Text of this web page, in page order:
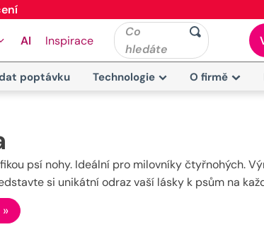
AI Inspirace
Co
hledáte
poptávku Technologie O firmě
psí nohy. Ideální pro milovníky čtyřnohých.
si unikátní odraz vaší lásky k psům na